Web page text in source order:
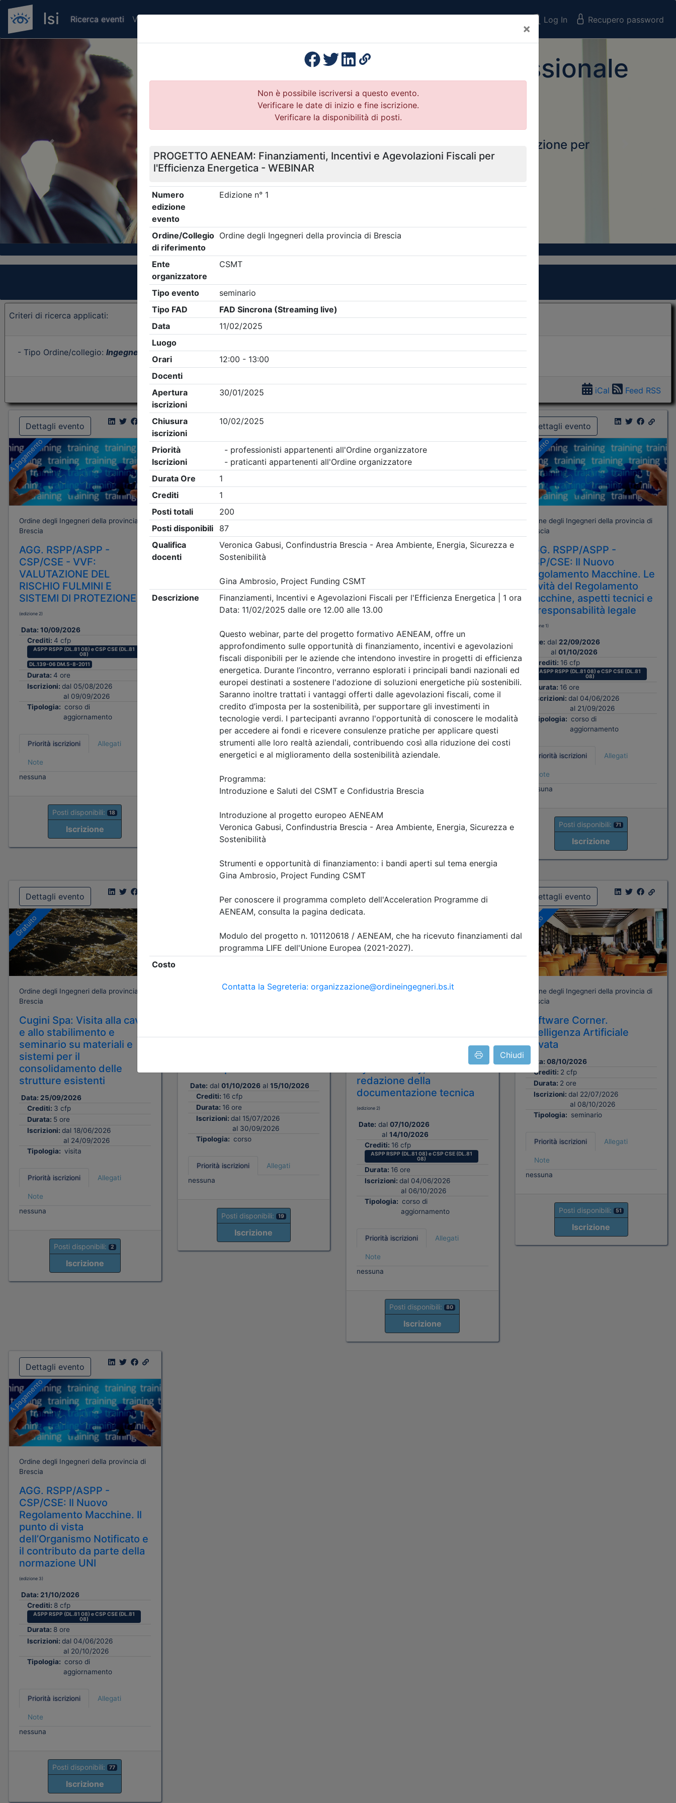
×
Chiudi
Ricerca eventi Verifica attestato di presenza Log In Recupero password
Formazione Professionale
Continua
Il portale della formazione per
Ordini e Collegi
Previous
Criteri di ricerca applicati:
- Tipo Ordine/collegio: Ingegneri - Ordine:Brescia- Eventi in programma dal8/8/2026
iCal Feed RSS
Dettagli evento
A pagamento
Ordine degli Ingegneri della provincia di
Brescia
AGG. RSPP/ASPP -
CSP/CSE - VVF:
VALUTAZIONE DEL
RISCHIO FULMINI E
SISTEMI DI PROTEZIONE
(edizione 2)
Data: 10/09/2026
Crediti: 4 cfp
ASPP RSPP (DL.81 08) e CSP CSE (DL.81
08)
DL.139-06 DM.5-8-2011
Durata: 4 ore
Iscrizioni: dal 05/08/2026
al 09/09/2026
Tipologia: corso di
aggiornamento
Priorità iscrizioni Allegati
Note
nessuna
Posti disponibili: 18
Iscrizione
Dettagli evento
Gratuito
Ordine degli Ingegneri della provincia di
Brescia
Rinforzo strutturale e
messa in sicurezza sismica
in c.a., scaffalature e
serbatoi: criteri di analisi,
progettazione e intervento
Crediti:3 cfp
Durata:3 ore FAD Streaming
Iscrizioni:dal 23/07/2026
al 15/09/2026
Tipologia:seminario
Priorità iscrizioni Allegati
fino al 06/09/2026:
- professionisti appartenenti all'Ordine
organizzatore
organizzatore
fino al 15/09/2026:
Posti disponibili:
Gratuito
Ordine degli Ingegneri della provincia di
INTERSEZIONI A
SIMULAZIONI DEL
TRAFFICO
Data: 17/09/2026
Durata:4 ore
Iscrizioni:dal 04/08/2026
al 17/09/2026
Tipologia:seminario
Priorità iscrizioni Allegati
Note
nessuna
Dettagli evento
A pagamento
Ordine degli Ingegneri della provincia di
Brescia
AGG. RSPP/ASPP -
CSP/CSE: Il Nuovo
Regolamento Macchine. Le
novità del Regolamento
macchine, aspetti tecnici e
di responsabilità legale
(edizione 1)
Date: dal 22/09/2026
al 01/10/2026
Crediti: 16 cfp
ASPP RSPP (DL.81 08) e CSP CSE (DL.81
08)
Durata: 16 ore
Iscrizioni: dal 04/06/2026
al 21/09/2026
Tipologia: corso di
aggiornamento
Priorità iscrizioni Allegati
Note
nessuna
Posti disponibili: 71
Iscrizione
Dettagli evento
Gratuito
Ordine degli Ingegneri della provincia di
Brescia
Cugini Spa: Visita alla cava
e allo stabilimento e
seminario su materiali e
sistemi per il
consolidamento delle
strutture esistenti
Data: 25/09/2026
Crediti: 3 cfp
Durata: 5 ore
Iscrizioni: dal 18/06/2026
al 24/09/2026
Tipologia: visita
Priorità iscrizioni Allegati
Note
nessuna
Posti disponibili: 2
Iscrizione
Dettagli evento
Ordine degli Ingegneri della provincia di
Date: dal 01/10/2026al 15/10/2026
Crediti: 16 cfp
Durata: 16 ore
Iscrizioni: dal 15/07/2026
al 30/09/2026
Tipologia: corso
Priorità iscrizioni
Allegati
nessuna
Posti disponibili: 19
Iscrizione
Dettagli evento
A pagamento
Ordine degli Ingegneri della provincia di
Regolamento Macchine. I
redazione della
documentazione tecnica
(edizione 2)
Date: dal 07/10/2026
al14/10/2026
Crediti: 16 cfp
ASPP RSPP (DL.81 08) e CSP CSE (DL.81
08)
Durata: 16 ore
Iscrizioni: dal 04/06/2026
al 06/10/2026
Tipologia: corso di
aggiornamento
Priorità iscrizioni Allegati
Note
nessuna
Posti disponibili: 80
Iscrizione
Dettagli evento
Gratuito
Ordine degli Ingegneri della provincia di
Brescia
Software Corner.
Intelligenza Artificiale
privata
Data: 08/10/2026
Crediti: 2 cfp
Durata: 2 ore
Iscrizioni: dal 22/07/2026
al 08/10/2026
Tipologia: seminario
Priorità iscrizioni Allegati
Note
nessuna
Posti disponibili: 51
Iscrizione
Dettagli evento
A pagamento
Ordine degli Ingegneri della provincia di
Brescia
AGG. RSPP/ASPP -
CSP/CSE: Il Nuovo
Regolamento Macchine. Il
punto di vista
dell’Organismo Notificato e
il contributo da parte della
normazione UNI
(edizione 3)
Data: 21/10/2026
Crediti: 8 cfp
ASPP RSPP (DL.81 08) e CSP CSE (DL.81
08)
Durata: 8 ore
Iscrizioni: dal 04/06/2026
al 20/10/2026
Tipologia: corso di
aggiornamento
Priorità iscrizioni Allegati
Note
nessuna
Posti disponibili: 77
Iscrizione